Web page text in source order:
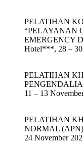
PELATIHAN
“PELAYANAN
EMERGENCY
Hotel***, 28 – 30
PELATIHAN
11 – 13
PELATIHAN
NORMAL
24 November